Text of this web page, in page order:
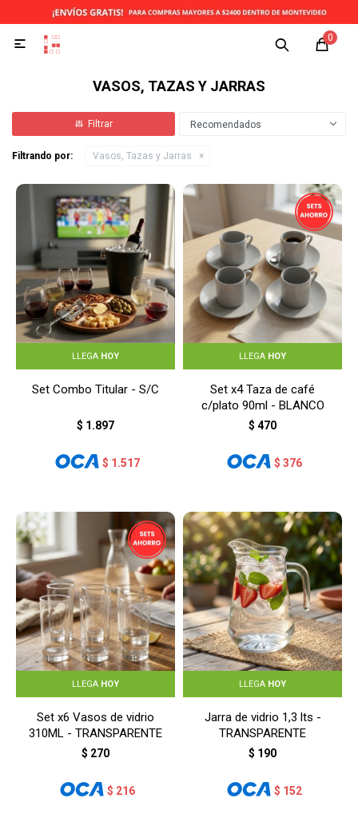
0

VASOS, TAZAS Y JARRAS
Recomendados
Filtrando por: Vasos, Tazas y Jarras
LLEGA HOY
Set Combo Titular - S/C
$ 1.897
$ 1.517
LLEGA HOY
Set x4 Taza de café
c/plato 90ml - BLANCO
$ 470
$ 376
LLEGA HOY
Set x6 Vasos de vidrio
310ML - TRANSPARENTE
$ 270
$ 216
LLEGA HOY
Jarra de vidrio 1,3 lts -
TRANSPARENTE
$ 190
$ 152